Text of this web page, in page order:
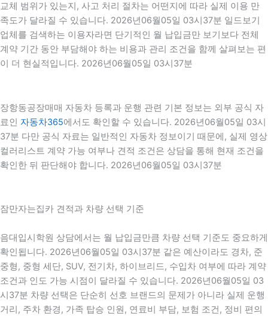
교체 범위가 있는지, 사고 처리 절차는 어떤지에 따라 실제 이용 만
족도가 달라질 수 있습니다. 2026년06월05일 03시37분 일드보기
업체를 검색하는 이용자라면 단기적인 월 납입금만 보기보다 전체
계약 기간 동안 부담해야 하는 비용과 관리 조건을 함께 살펴보는 편
이 더 현실적입니다. 2026년06월05일 03시37분
장항동공장매매 자동차 등록과 운행 관련 기본 정보는 외부 공식 자
료인 자동차365에서도 확인할 수 있습니다. 2026년06월05일 03시
37분 다만 공식 자료는 일반적인 자동차 정보이기 때문에, 실제 영상
컬러리스트 계약 가능 여부나 견적 조건은 상담을 통해 현재 조건을
확인한 뒤 판단해야 합니다. 2026년06월05일 03시37분
잠만자는집카 견적과 차량 선택 기준
음대입시학원 상담에서는 월 납입금만큼 차량 선택 기준도 중요하게
확인됩니다. 2026년06월05일 03시37분 같은 예산이라도 경차, 준
중형, 중형 세단, SUV, 전기차, 하이브리드, 수입차 여부에 따라 계약
조건과 인도 가능 시점이 달라질 수 있습니다. 2026년06월05일 03
시37분 차량 선택은 단순히 선호 브랜드의 문제가 아니라 실제 운행
거리, 주차 환경, 가족 탑승 인원, 연료비 부담, 보험 조건, 정비 편의